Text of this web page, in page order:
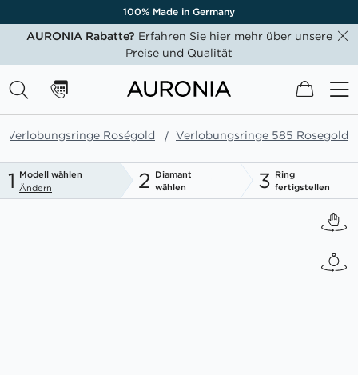
100% Made in Germany
AURONIA Rabatte? Erfahren Sie hier mehr über unsere
Preise und Qualität
Mein
Verlobungsringe Roségold Verlobungsringe 585 Rosegold
1 Modell wählen
Ändern
2 Diamant
wählen
3 Ring
fertigstellen